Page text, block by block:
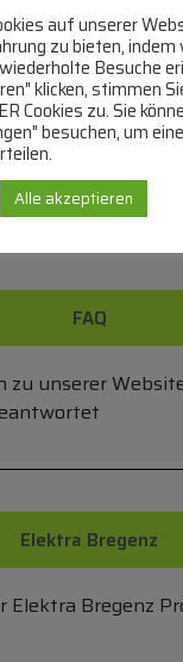
Kontakt mit dem
aufnehmen
FR 8-15 Uhr,+43
bezahlen per:
PayPal
FAQ
zu unserer
Elektra Bregenz
Elektra Bregenz
auf unserer
zu bieten, indem
Besuche
klicken, stimmen
Cookies zu. Sie
besuchen, um
Alle akzeptieren